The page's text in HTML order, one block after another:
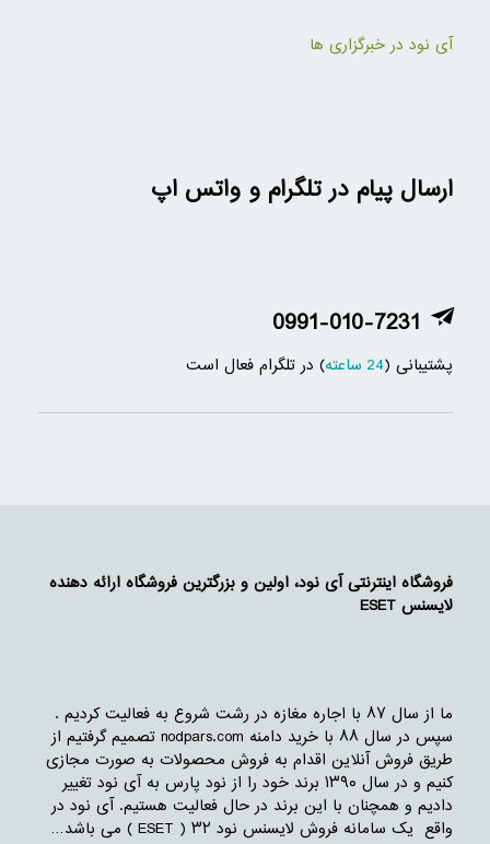
آی نود در خبرگزاری ها
ارسال پیام در تلگرام و واتس اپ
0991-010-7231
پشتیبانی (24 ساعته ) در تلگرام فعال است
فروشگاه اینترنتی آی نود، اولین و بزرگترین فروشگاه ارائه دهنده
لایسنس ESET
ما از سال ۸۷ با اجاره مغازه در رشت شروع به فعالیت کردیم .
سپس در سال ۸۸ با خرید دامنه nodpars.com تصمیم گرفتیم از
طریق فروش آنلاین اقدام به فروش محصولات به صورت مجازی
کنیم و در سال ۱۳۹۰ برند خود را از نود پارس به آی نود تغییر
دادیم و همچنان با این برند در حال فعالیت هستیم. آی نود در
واقع یک سامانه فروش لایسنس نود ۳۲ ( ESET ) می باشد…